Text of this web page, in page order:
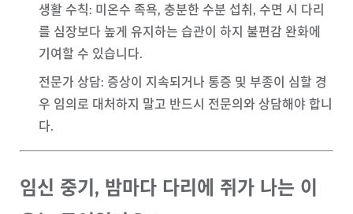
생활 수칙: 미온수 족욕, 충분한 수분 섭취, 수면 시 다리
를 심장보다 높게 유지하는 습관이 하지 불편감 완화에
기여할 수 있습니다.
전문가 상담: 증상이 지속되거나 통증 및 부종이 심할 경
우 임의로 대처하지 말고 반드시 전문의와 상담해야 합니
다.
임신 중기, 밤마다 다리에 쥐가 나는 이